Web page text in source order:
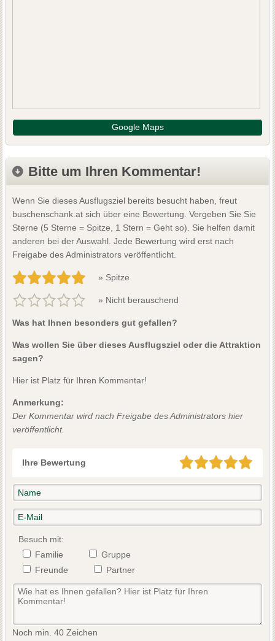
Google Maps
Bitte um Ihren Kommentar!
Wenn Sie dieses Ausflugsziel bereits besucht haben, freut
buschenschank.at sich über eine Bewertung. Vergeben Sie Sie
Sterne (5 Sterne = Spitze, 1 Stern = Geht so). Sie helfen damit
anderen bei der Auswahl. Jede Bewertung wird erst nach
Freigabe des Administrators veröffentlicht.
» Spitze
» Nicht berauschend
Was hat Ihnen besonders gut gefallen?
Was wollen Sie über dieses Ausflugsziel oder die Attraktion
sagen?
Hier ist Platz für Ihren Kommentar!
Anmerkung:
Der Kommentar wird nach Freigabe des Administrators hier
veröffentlicht.
Ihre Bewertung
Besuch mit:
Familie
Gruppe
Freunde
Partner
Noch min. 40 Zeichen